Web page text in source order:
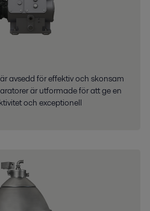
avsedd för effektiv och skonsam
är utformade för att ge en
och exceptionell